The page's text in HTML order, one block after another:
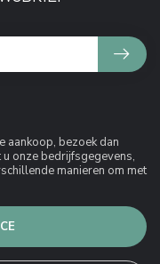
aankoop, bezoek dan
onze bedrijfsgegevens,
manieren om met